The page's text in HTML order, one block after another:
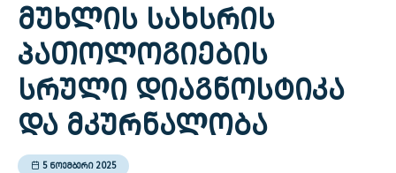
ᲛᲣᲮᲚᲘᲡ ᲡᲐᲮᲡᲠᲘᲡ
ᲞᲐᲗᲝᲚᲝᲒᲘᲔᲑᲘᲡ
ᲡᲠᲣᲚᲘ ᲓᲘᲐᲒᲜᲝᲡᲢᲘᲙᲐ
ᲓᲐ ᲛᲙᲣᲠᲜᲐᲚᲝᲑᲐ
5 ᲜᲝᲔᲛᲑᲔᲠᲘ 2025